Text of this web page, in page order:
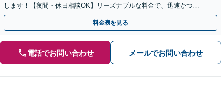
します！【夜間・休日相談OK】リーズナブルな料金で、迅速かつス
ピーディーにまごころを持って対応させて頂きます。
料金表を見る
電話でお問い合わせ メールでお問い合わせ